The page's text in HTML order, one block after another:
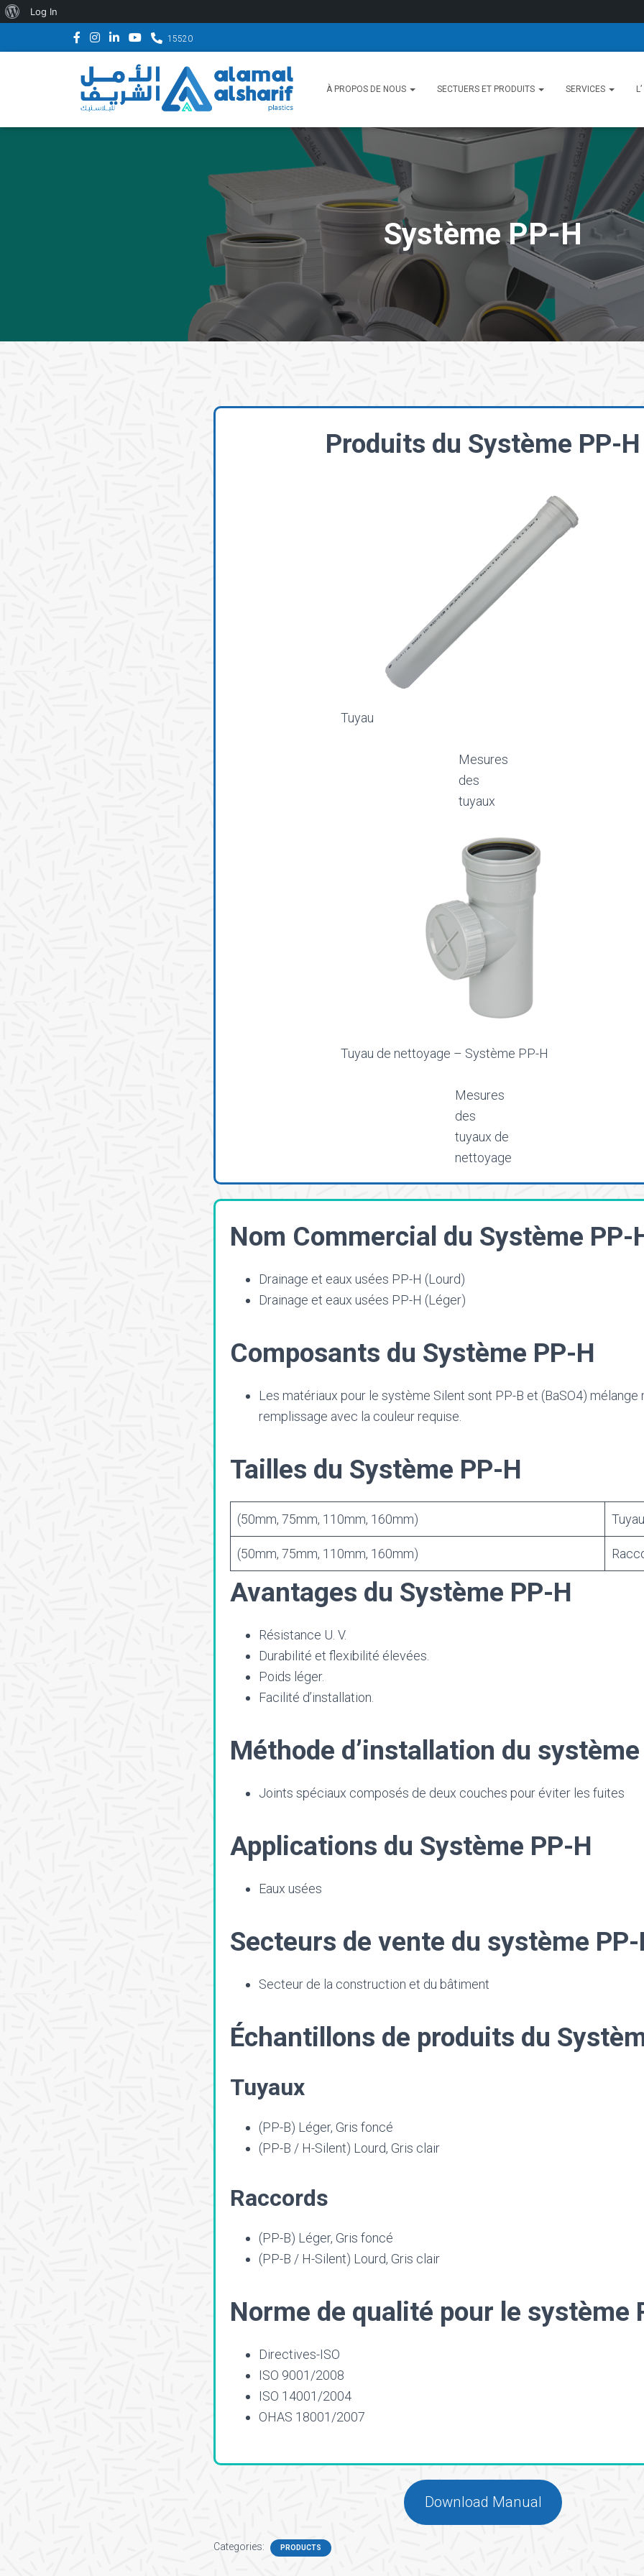
About
Log In
15520
À PROPOS DE NOUS SECTUERS ET PRODUITS SERVICES
Système PP-H
Produits du Système PP-H
Tuyau
Mesures
des
tuyaux
Tuyau de nettoyage – Système PP-H
Mesures
des
tuyaux de
nettoyage
Nom Commercial du Système PP-
Drainage et eaux usées PP-H (Lourd)
Drainage et eaux usées PP-H (Léger)
Composants du Système PP-H
Les matériaux pour le système Silent sont PP-B et (BaSO4) mélange
remplissage avec la couleur requise.
Tailles du Système PP-H
(50mm, 75mm, 110mm, 160mm)
(50mm, 75mm, 110mm, 160mm)
Avantages du Système PP-H
Résistance U. V.
Durabilité et flexibilité élevées.
Poids léger.
Facilité d’installation.
Méthode d’installation du
Joints spéciaux composés de deux couches pour éviter les fuites
Applications du Système PP-H
Eaux usées
Secteurs de vente du système
Secteur de la construction et du bâtiment
Échantillons de produits du
Tuyaux
(PP-B) Léger, Gris foncé
(PP-B / H-Silent) Lourd, Gris clair
Raccords
(PP-B) Léger, Gris foncé
(PP-B / H-Silent) Lourd, Gris clair
Norme de qualité pour le système
Directives-ISO
ISO 9001/2008
ISO 14001/2004
OHAS 18001/2007
Download Manual
Categories: PRODUCTS